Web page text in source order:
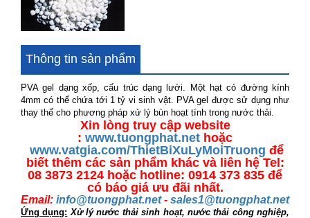
Thông tin sản phẩm
PVA gel dạng xốp, cấu trúc dạng lưới. Một hạt có đường kính
4mm có thể chứa tới 1 tỷ vi sinh vật. PVA gel được sử dụng như
thay thế cho phương pháp xử lý bùn hoạt tính trong nước thải.
Xin lòng truy cập website
: www.tuongphat.net hoặc
www.vatgia.com/ThietBiXuLyMoiTruong để
biết thêm các sản phẩm khác và liên hệ Tel:
08 3873 2124 hoặc hotline: 0914 373 835 để
có báo giá ưu đãi nhất.
Email: info@tuongphat.net- sales1@tuongphat.net
Ứng dụng: Xử lý nước thải sinh hoạt, nước thải công nghiệp,